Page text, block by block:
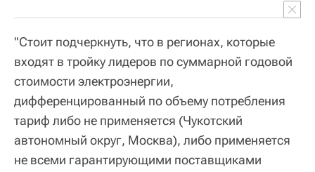
"Стоит подчеркнуть, что в регионах, которые
входят в тройку лидеров по суммарной годовой
стоимости электроэнергии,
дифференцированный по объему потребления
тариф либо не применяется (Чукотский
автономный округ, Москва), либо применяется
не всеми гарантирующими поставщиками